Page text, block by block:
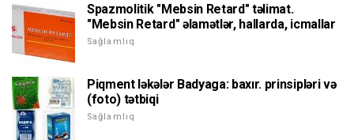
Spazmolitik "Mebsin Retard" təlimat.
"Mebsin Retard" əlamətlər, hallarda, icmallar
Sağlamlıq
Piqment ləkələr Badyaga: baxır. prinsipləri və
(foto) tətbiqi
Sağlamlıq